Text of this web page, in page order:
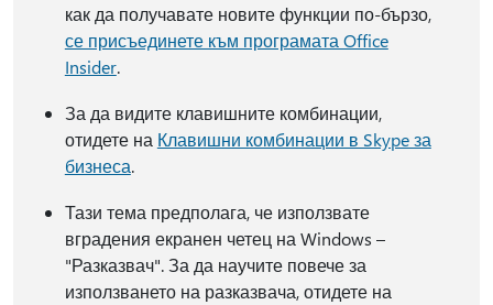
как да получавате новите функции по-бързо,
се присъединете към програмата Office
Insider.
За да видите клавишните комбинации,
отидете на Клавишни комбинации в Skype за
бизнеса.
Тази тема предполага, че използвате
вградения екранен четец на Windows –
"Разказвач". За да научите повече за
използването на разказвача, отидете на